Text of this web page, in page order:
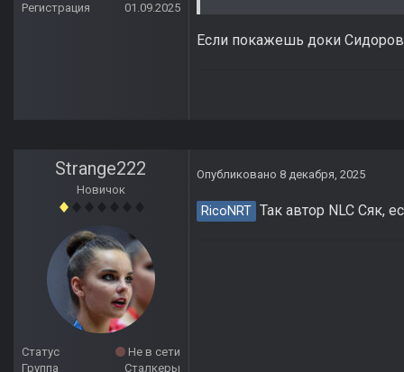
Регистрация
01.09.2025
Если покажешь доки
Strange222
Новичок
Статус
Не в сети
Группа
Сталкеры
Опубликовано 8 декабря, 2025
RicoNRT Так автор NLC Сяк,